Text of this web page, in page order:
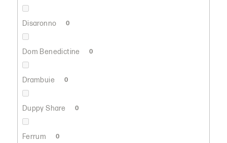
Disaronno 0
Dom Benedictine 0
Drambuie 0
Duppy Share 0
Ferrum 0